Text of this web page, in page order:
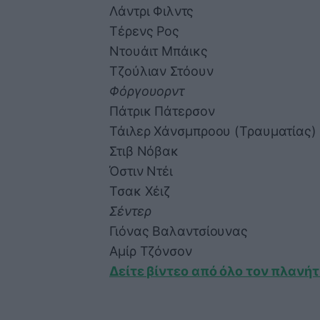
Λάντρι Φιλντς
Τέρενς Ρος
Ντουάιτ Μπάικς
Τζούλιαν Στόουν
Φόργουορντ
Πάτρικ Πάτερσον
Τάιλερ Χάνσμπροου (Τραυματίας)
Στιβ Νόβακ
Όστιν Ντέι
Τσακ Χέιζ
Σέντερ
Γιόνας Βαλαντσίουνας
Αμίρ Τζόνσον
Δείτε βίντεο από όλο τον